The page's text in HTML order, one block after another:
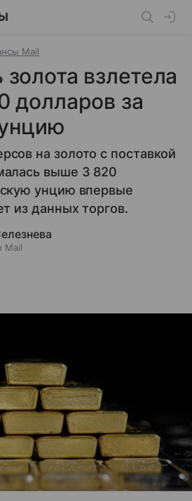
Mail
взлетела
долларов за
на золото с поставкой
выше 3 820
унцию впервые
из данных торгов.
Mail